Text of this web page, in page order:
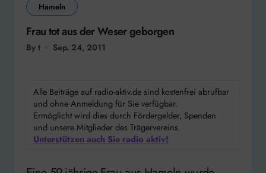
Hameln
Frau tot aus der Weser geborgen
By t Sep. 24, 2011
Alle Beiträge auf radio-aktiv.de sind kostenfrei abrufbar
und ohne Anmeldung für Sie verfügbar.
Ermöglicht wird dies durch Fördergelder, Spenden
und unsere Mitglieder des Trägervereins.
Unterstützen auch Sie radio aktiv!